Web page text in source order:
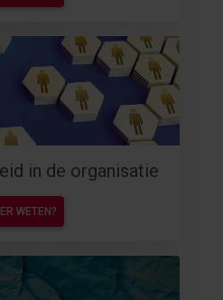
in de organisatie
WETEN?